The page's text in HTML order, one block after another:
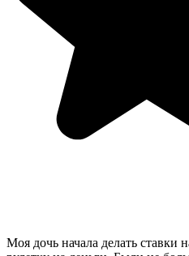
Моя дочь начала делать ставки